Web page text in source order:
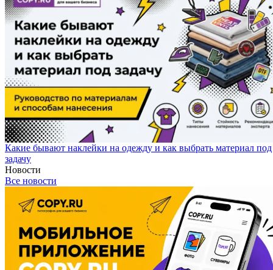
Какие бывают наклейки на одежду и как выбрать материал под
задачу
Новости
Все новости